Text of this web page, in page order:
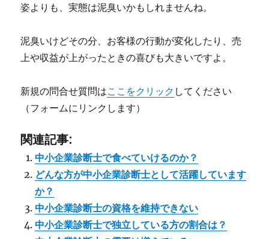
姿よりも、実態は泥臭いかもしれませんね。
泥臭いけどその分、お客様の行動が変化したり、売
上や収益が上がったときの喜びも大きいですよ。
新規の問合せ質問はここをクリック してください
（フォームにリンクします）
関連記事:
中小企業診断士で食べていけるのか？
どんな方が中小企業診断士として活躍しています
か？
中小企業診断士の資格を維持できない
中小企業診断士で独立している方の割合は？